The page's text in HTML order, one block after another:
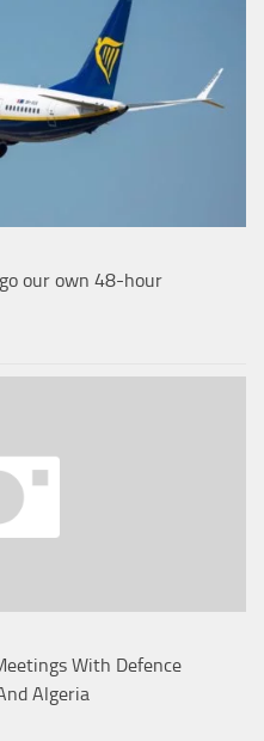
our own 48-hour
With Defence
Algeria